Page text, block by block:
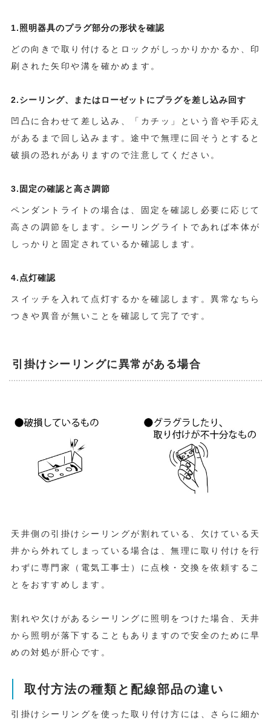
1.照明器具のプラグ部分の形状を確認
どの向きで取り付けるとロックがしっかりかかるか、印
刷された矢印や溝を確かめます。
2.シーリング、またはローゼットにプラグを差し込み回す
凹凸に合わせて差し込み、「カチッ」という音や手応え
があるまで回し込みます。途中で無理に回そうとすると
破損の恐れがありますので注意してください。
3.固定の確認と高さ調節
ペンダントライトの場合は、固定を確認し必要に応じて
高さの調節をします。シーリングライトであれば本体が
しっかりと固定されているか確認します。
4.点灯確認
スイッチを入れて点灯するかを確認します。異常なちら
つきや異音が無いことを確認して完了です。
引掛けシーリングに異常がある場合
天井側の引掛けシーリングが割れている、欠けている天
井から外れてしまっている場合は、無理に取り付けを行
わずに専門家（電気工事士）に点検・交換を依頼するこ
とをおすすめします。
割れや欠けがあるシーリングに照明をつけた場合、天井
から照明が落下することもありますので安全のために早
めの対処が肝心です。
取付方法の種類と配線部品の違い
引掛けシーリングを使った取り付け方には、さらに細か